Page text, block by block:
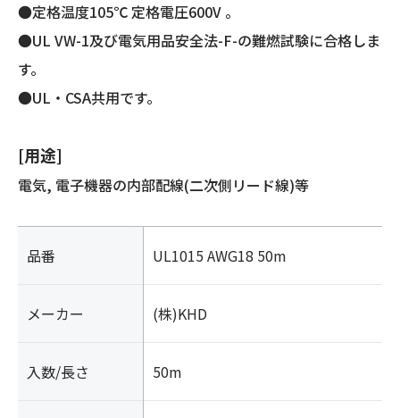
●定格温度105℃ 定格電圧600V 。
●UL VW-1及び電気用品安全法-F-の難燃試験に合格しま
す。
●UL・CSA共用です。
[用途]
電気, 電子機器の内部配線(二次側リード線)等
品番 UL1015 AWG18 50m
メーカー (株)KHD
入数/長さ 50m